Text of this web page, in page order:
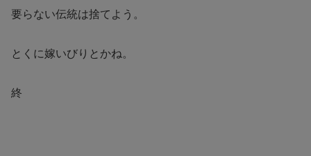
要らない伝統は捨てよう。
とくに嫁いびりとかね。
終